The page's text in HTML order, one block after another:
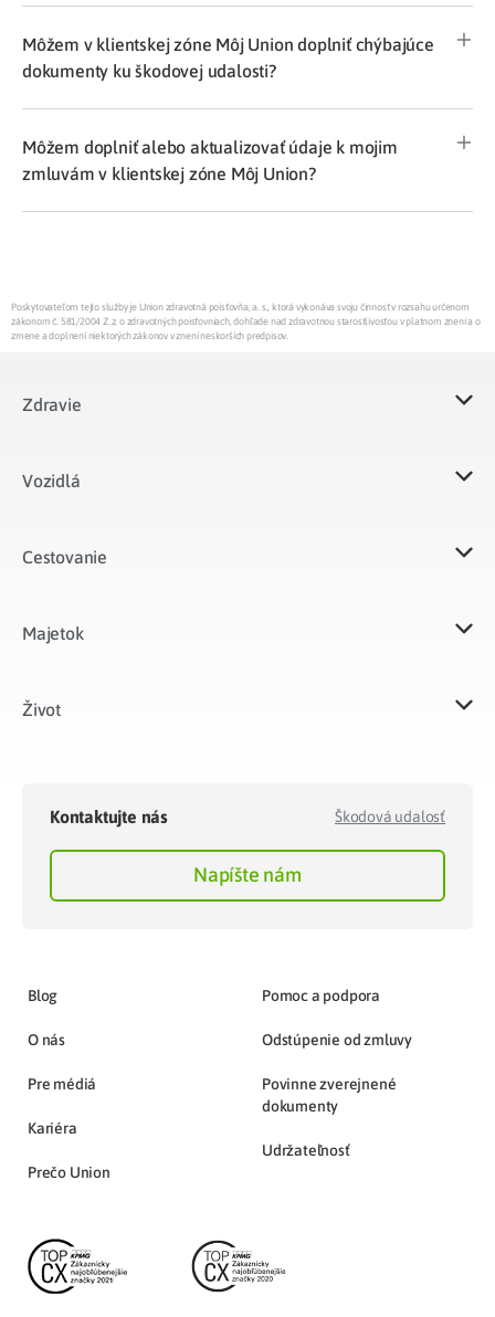
Môžem v klientskej zóne Môj Union doplniť chýbajúce
dokumenty ku škodovej udalosti?
Môžem doplniť alebo aktualizovať údaje k mojim
zmluvám v klientskej zóne Môj Union?
Poskytovateľom tejto služby je Union zdravotná poisťovňa, a. s., ktorá vykonáva svoju činnosť v rozsahu určenom
zákonom č. 581/2004 Z.z. o zdravotných poisťovniach, dohľade nad zdravotnou starostlivosťou v platnom znení a o
zmene a doplnení niektorých zákonov v znení neskorších predpisov.
Zdravie
Vozidlá​
Cestovanie
Majetok​
Život​
Kontaktujte nás Škodová udalosť
Napíšte nám
Blog
O nás
Pre médiá
Kariéra
Prečo Union
Pomoc a podpora
Odstúpenie od zmluvy
Povinne zverejnené
dokumenty
Udržateľnosť